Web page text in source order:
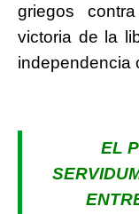
griegos
victoria de la
independencia
EL